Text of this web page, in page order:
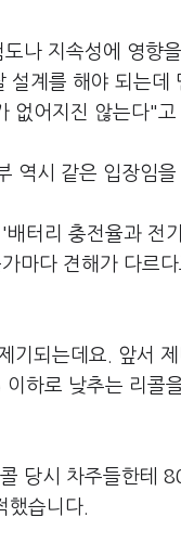
나 지속성에 영향
계를 해야 되는데
어지진 않는다"고
역시 같은 입장임을
터리 충전율과 전
마다 견해가 다르
기되는데요. 앞서
하로 낮추는 리콜
당시 차주들한테
습니다.